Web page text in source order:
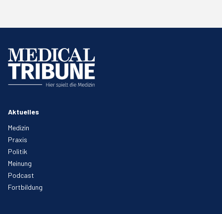
Aktuelles
Medizin
Praxis
Politik
Meinung
Podcast
Fortbildung